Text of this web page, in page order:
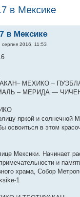
в Мексике
в Мексике
серпня 2016, 11:53
МЕХИКО –
– МЕРИДА —
яркой и солнечной
освоиться в этом
Мексики. Начинает
и
храма, Собор
1